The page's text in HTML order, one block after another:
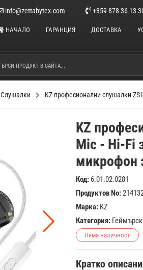
info@zettabytex.com +359 878 36 13
НАЧАЛО ГАРАНЦИЯ ДОСТАВКА
Слушалки KZ професионални слушалки
KZ
Mic - Hi-Fi
микрофон
Код: 6.01.02.0281
Продуктов No:
Марка: KZ
Категория:
Няма наличност
Кратко